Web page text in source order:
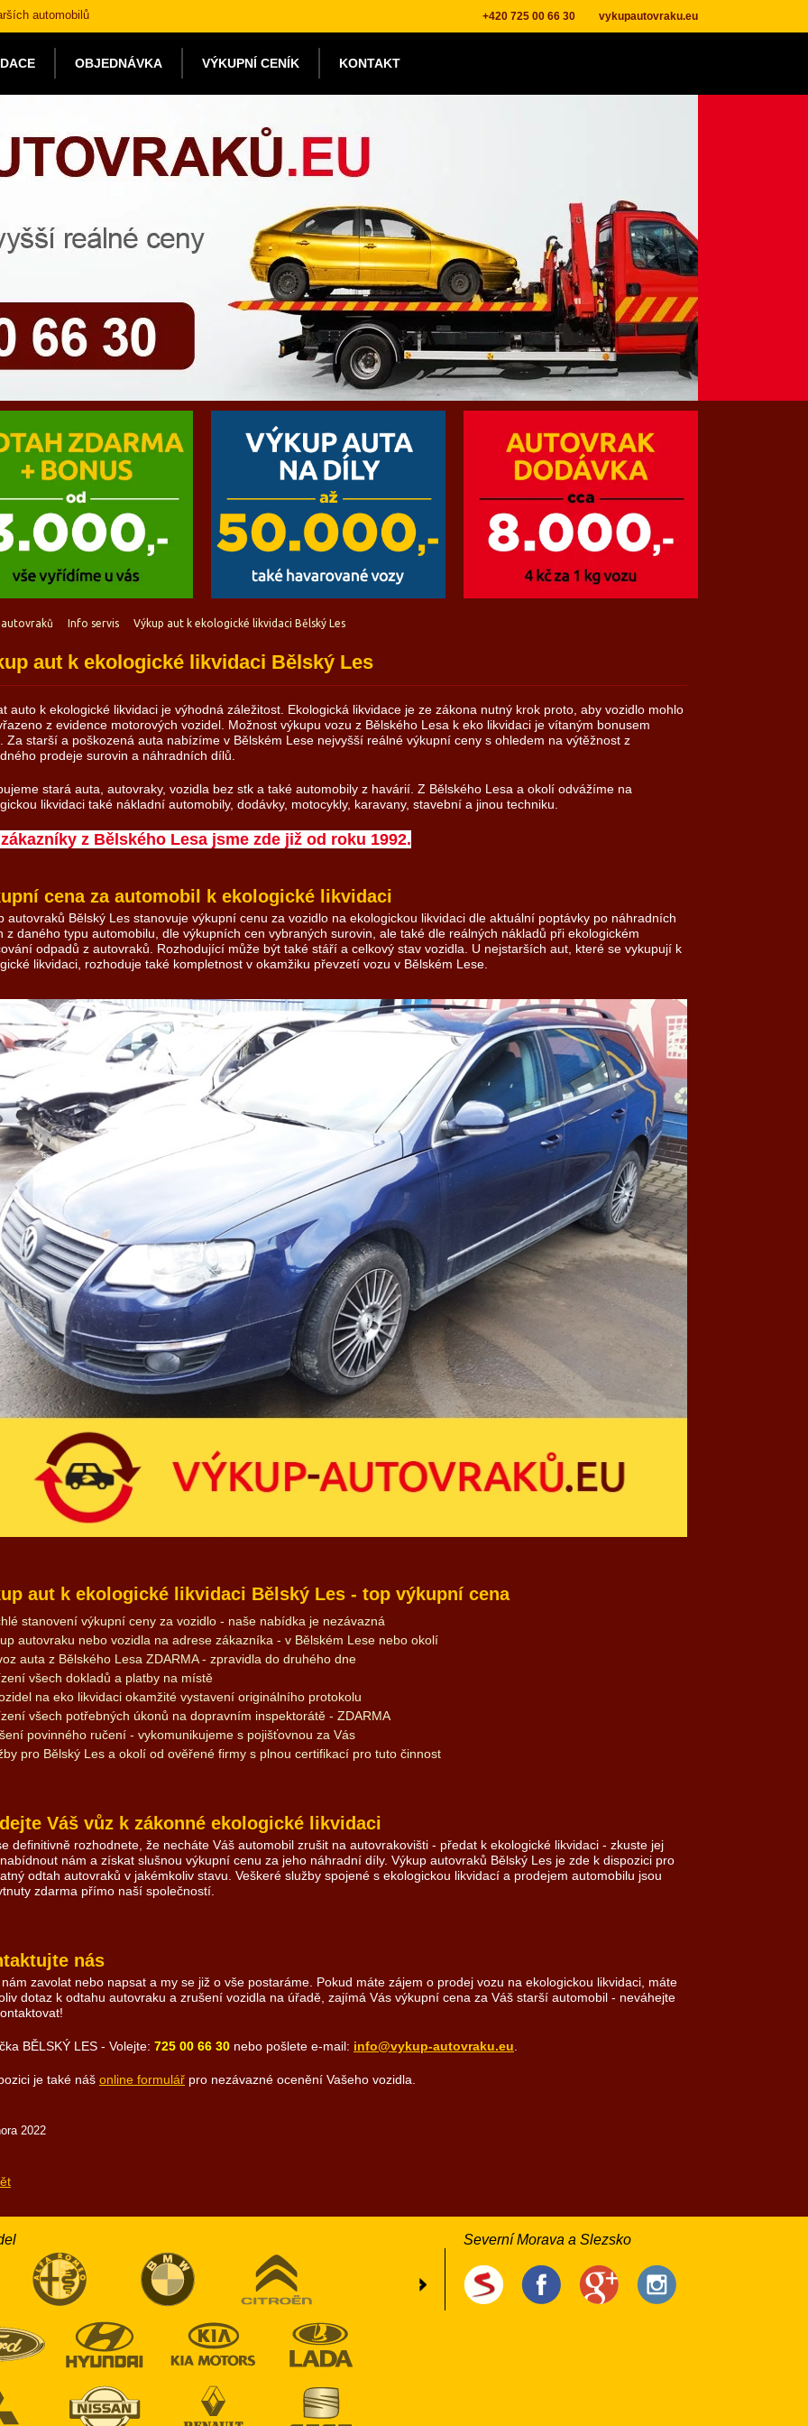
automobilů +420 725 00 66 30 vykupautovraku.eu
OBJEDNÁVKA VÝKUPNÍ CENÍK KONTAKT
autovraků Info servis Výkup aut k ekologické likvidaci Bělský Les
aut k ekologické likvidaci Bělský Les
auto k ekologické likvidaci je výhodná záležitost. Ekologická likvidace je ze zákona nutný krok proto, aby vozidlo mohlo
z evidence motorových vozidel. Možnost výkupu vozu z Bělského Lesa k eko likvidaci je vítaným bonusem
Za starší a poškozená auta nabízíme v Bělském Lese nejvyšší reálné výkupní ceny s ohledem na výtěžnost z
prodeje surovin a náhradních dílů.
stará auta, autovraky, vozidla bez stk a také automobily z havárií. Z Bělského Lesa a okolí odvážíme na
likvidaci také nákladní automobily, dodávky, motocykly, karavany, stavební a jinou techniku.
z Bělského Lesa jsme zde již od roku 1992.
cena za automobil k ekologické likvidaci
autovraků Bělský Les stanovuje výkupní cenu za vozidlo na ekologickou likvidaci dle aktuální poptávky po náhradních
z daného typu automobilu, dle výkupních cen vybraných surovin, ale také dle reálných nákladů při ekologickém
odpadů z autovraků. Rozhodující může být také stáří a celkový stav vozidla. U nejstarších aut, které se vykupují k
likvidaci, rozhoduje také kompletnost v okamžiku převzetí vozu v Bělském Lese.
aut k ekologické likvidaci Bělský Les - top výkupní cena
stanovení výkupní ceny za vozidlo - naše nabídka je nezávazná
autovraku nebo vozidla na adrese zákazníka - v Bělském Lese nebo okolí
auta z Bělského Lesa ZDARMA - zpravidla do druhého dne
všech dokladů a platby na místě
na eko likvidaci okamžité vystavení originálního protokolu
všech potřebných úkonů na dopravním inspektorátě - ZDARMA
povinného ručení - vykomunikujeme s pojišťovnou za Vás
pro Bělský Les a okolí od ověřené firmy s plnou certifikací pro tuto činnost
Váš vůz k zákonné ekologické likvidaci
definitivně rozhodnete, že necháte Váš automobil zrušit na autovrakovišti - předat k ekologické likvidaci - zkuste jej
nám a získat slušnou výkupní cenu za jeho náhradní díly. Výkup autovraků Bělský Les je zde k dispozici pro
odtah autovraků v jakémkoliv stavu. Veškeré služby spojené s ekologickou likvidací a prodejem automobilu jsou
zdarma přímo naší společností.
nás
zavolat nebo napsat a my se již o vše postaráme. Pokud máte zájem o prodej vozu na ekologickou likvidaci, máte
dotaz k odtahu autovraku a zrušení vozidla na úřadě, zajímá Vás výkupní cena za Váš starší automobil - neváhejte
BĚLSKÝ LES - Volejte:725 00 66 30 nebo pošlete e-mail: info@vykup-autovraku.eu.
je také nášonline formulář pro nezávazné ocenění Vašeho vozidla.
2022
Severní Morava a Slezsko